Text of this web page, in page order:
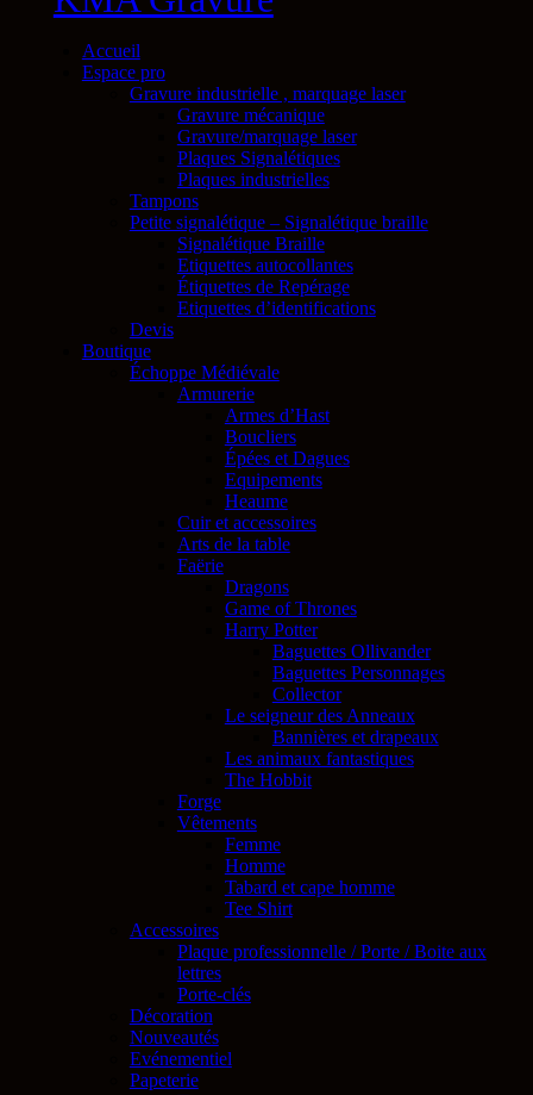
Accueil
Espace pro
Gravure industrielle , marquage laser
Gravure mécanique
Gravure/marquage laser
Plaques Signalétiques
Plaques industrielles
Tampons
Petite signalétique – Signalétique braille
Signalétique Braille
Etiquettes autocollantes
Étiquettes de Repérage
Etiquettes d’identifications
Devis
Boutique
Échoppe Médiévale
Armurerie
Armes d’Hast
Boucliers
Épées et Dagues
Equipements
Heaume
Cuir et accessoires
Arts de la table
Faërie
Dragons
Game of Thrones
Harry Potter
Baguettes Ollivander
Baguettes Personnages
Collector
Le seigneur des Anneaux
Bannières et drapeaux
Les animaux fantastiques
The Hobbit
Forge
Vêtements
Femme
Homme
Tabard et cape homme
Tee Shirt
Accessoires
Plaque professionnelle / Porte / Boite aux
lettres
Porte-clés
Décoration
Nouveautés
Evénementiel
Papeterie